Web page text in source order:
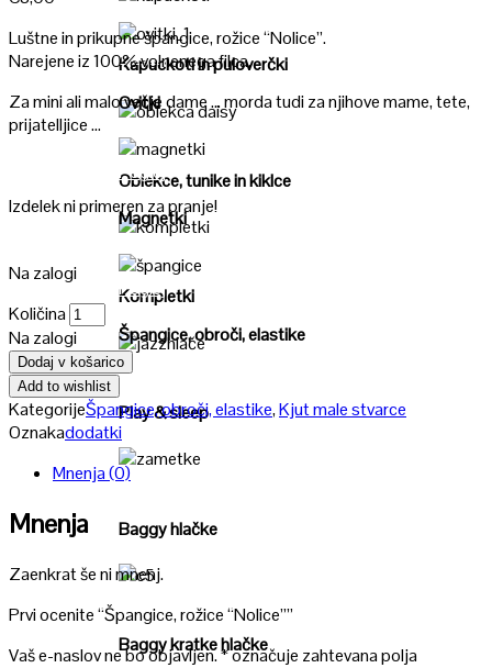
Poglej
Kapuckoti in puloverčki
Poglej
Oblekce, tunike in kiklce
Poglej
Kompletki
Poglej
Play & sleep
Poglej
Baggy hlačke
Baggy kratke hlačke
Poglej
Ovitki
Poglej
Magnetki
Poglej
Špangice, obroči, elastike
Luštne in prikupne špangice, rožice “Nolice”.
Narejene iz 100% volnenega filca.
Za mini ali malo večje dame … morda tudi za njihove mame, tete,
prijatelljice …
Izdelek ni primeren za pranje!
Na zalogi
Količina
Na zalogi
Dodaj v košarico
Add to wishlist
KategorijeŠpangice, obroči, elastike,Kjut male stvarce
Oznakadodatki
Mnenja (0)
Mnenja
Zaenkrat še ni mnenj.
Prvi ocenite “Špangice, rožice “Nolice””
Vaš e-naslov ne bo objavljen.*označuje zahtevana polja